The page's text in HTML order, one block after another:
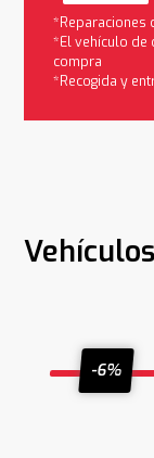
*Reparaciones
*El vehículo de
compra
*Recogida y
-6%